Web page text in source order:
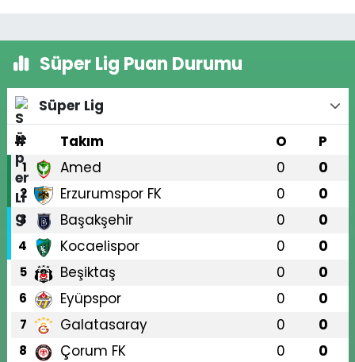
Süper Lig Puan Durumu
Süper Lig
#
Takım O P
1 Amed 0 0
2 Erzurumspor FK 0 0
3 Başakşehir 0 0
4 Kocaelispor 0 0
5 Beşiktaş 0 0
6 Eyüpspor 0 0
7 Galatasaray 0 0
8 Çorum FK 0 0